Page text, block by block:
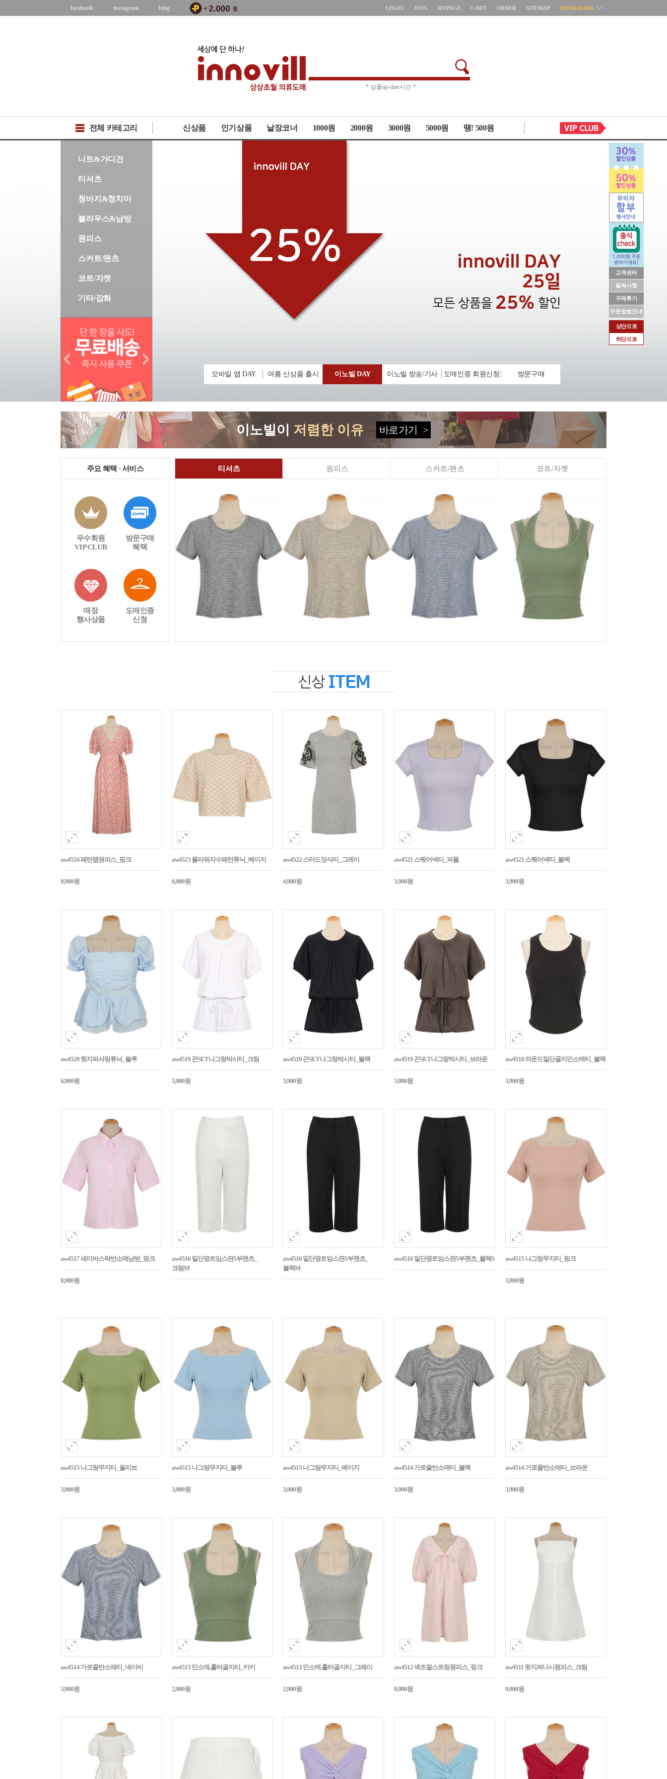
고객센터
필독사항
구매후기
주문방법안내
상단으로
하단으로
facebook instagram blog LOGIN JOIN MYPAGE CART ORDER SITEMAP BOOKMARK
* 주문취소 제한 *
전체 카테고리 신상품 인기상품 낱장코너 1000원 2000원 3000원 5000원 땡! 500원
니트&가디건
티셔츠
청바지&청치마
블라우스&남방
원피스
스커트/팬츠
코트/자켓
기타/잡화
모바일 앱 DAY 여름 신상품 출시 이노빌 DAY 이노빌 방송/기사 도매인증 회원신청 방문구매
이노빌이 저렴한 이유 바로가기 >
주요 혜택 · 서비스
우수회원
VIP CLUB
방문구매
혜택
매장
행사상품
도매인증
신청
티셔츠 원피스 스커트/팬츠 코트/자켓
aw4524 패턴랩원피스_핑크
9,900원
aw4523 플라워자수패턴튜닉_베이지
6,900원
aw4522 스터드장식티_그레이
4,900원
aw4521 스퀘어넥티_퍼플
3,900원
aw4521 스퀘어넥티_블랙
3,900원
aw4520 뒷지퍼셔링튜닉_블루
6,900원
aw4519 끈SET나그랑박시티_크림
5,900원
aw4519 끈SET나그랑박시티_블랙
5,900원
aw4519 끈SET나그랑박시티_브라운
5,900원
aw4518 라운드밑단골지민소매티_블랙
3,900원
aw4517 세미바스락반소매남방_핑크
8,900원
aw4516 밑단옆트임스판5부팬츠_
크림M
aw4516 밑단옆트임스판5부팬츠_
블랙M
aw4516 밑단옆트임스판5부팬츠_블랙S aw4515 나그랑무지티_핑크
3,900원
aw4515 나그랑무지티_올리브
3,900원
aw4515 나그랑무지티_블루
3,900원
aw4515 나그랑무지티_베이지
3,900원
aw4514 가로줄반소매티_블랙
3,900원
aw4514 가로줄반소매티_브라운
3,900원
aw4514 가로줄반소매티_네이비
3,900원
aw4513 민소매,홀터골지티_카키
2,900원
aw4513 민소매,홀터골지티_그레이
2,900원
aw4512 넥조절스트링원피스_핑크
8,900원
aw4511 뒷지퍼나시원피스_크림
9,900원